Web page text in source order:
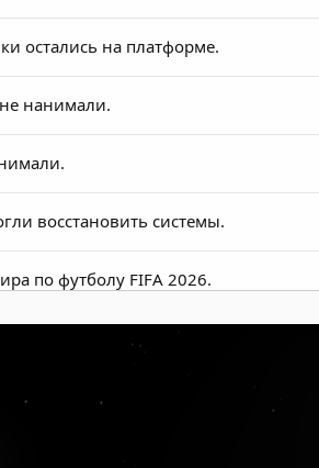
остались на платформе.
нанимали.
восстановить системы.
по футболу FIFA 2026.